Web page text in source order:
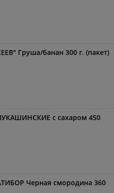
Груша/банан 300 г. (пакет)
с сахаром 450
Черная смородина 360